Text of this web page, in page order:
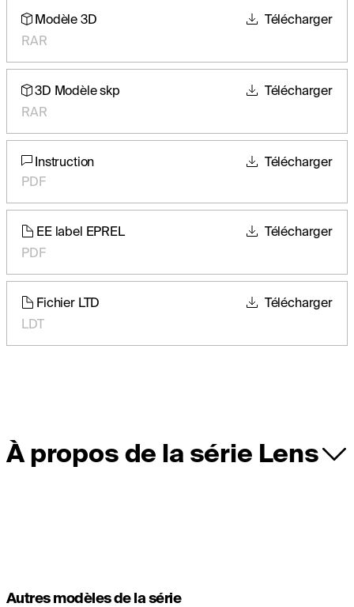
Modèle 3D
RAR
Télécharger
3D Modèle skp
RAR
Télécharger
Instruction
PDF
Télécharger
EE label EPREL
PDF
Télécharger
Fichier LTD
LDT
Télécharger
À propos de la série Lens
Autres modèles de la série